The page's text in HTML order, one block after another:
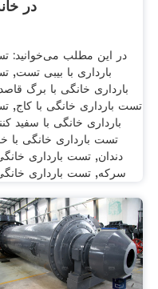
در
در این مطلب می‌خوانید:
بارداری با بیبی تست,
بارداری خانگی با برگ
تست بارداری خانگی با کاج,
بارداری خانگی با سفید
تست بارداری خانگی با
دندان, تست بارداری
سرکه, تست بارداری